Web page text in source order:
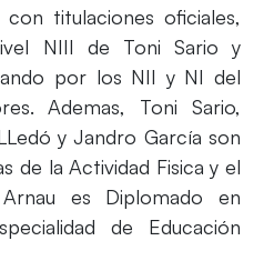
titulaciones oficiales,
NIII de Toni Sario y
por los NII y NI del
Ademas, Toni Sario,
y Jandro García son
de la Actividad Fisica y el
es Diplomado en
de Educación